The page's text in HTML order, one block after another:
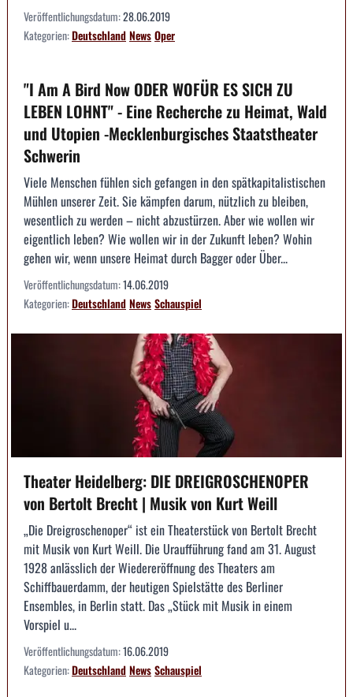
Veröffentlichungsdatum:28.06.2019
Kategorien:DeutschlandNewsOper
"I Am A Bird Now ODER WOFÜR ES SICH ZU
LEBEN LOHNT" - Eine Recherche zu Heimat, Wald
und Utopien -Mecklenburgisches Staatstheater
Schwerin
Viele Menschen fühlen sich gefangen in den spätkapitalistischen
Mühlen unserer Zeit. Sie kämpfen darum, nützlich zu bleiben,
wesentlich zu werden – nicht abzustürzen. Aber wie wollen wir
eigentlich leben? Wie wollen wir in der Zukunft leben? Wohin
gehen wir, wenn unsere Heimat durch Bagger oder Über...
Veröffentlichungsdatum:14.06.2019
Kategorien:DeutschlandNewsSchauspiel
Theater Heidelberg: DIE DREIGROSCHEN­OPER
von Bertolt Brecht | Musik von Kurt Weill
„Die Dreigroschenoper“ ist ein Theaterstück von Bertolt Brecht
mit Musik von Kurt Weill. Die Uraufführung fand am 31. August
1928 anlässlich der Wiedereröffnung des Theaters am
Schiffbauerdamm, der heutigen Spielstätte des Berliner
Ensembles, in Berlin statt. Das „Stück mit Musik in einem
Vorspiel u...
Veröffentlichungsdatum:16.06.2019
Kategorien:DeutschlandNewsSchauspiel